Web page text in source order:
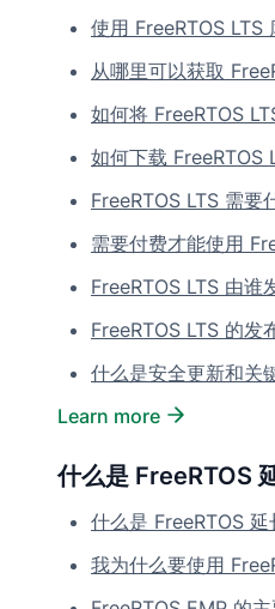
使用 FreeRTOS LTS
从哪里可以获取
如何将 FreeRTOS
如何下载 FreeRTOS
FreeRTOS LTS 需要
需要付费才能使用
FreeRTOS LTS 由谁
FreeRTOS LTS 的发
什么是安全更新和关
Learn more
什么是 FreeRTOS
什么是 FreeRTOS
我为什么要使用